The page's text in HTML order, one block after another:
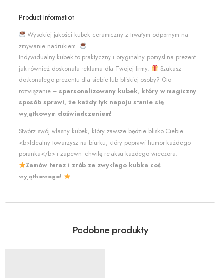
Product Information
Wysokiej jakości kubek ceramiczny z trwałym odpornym na
zmywanie nadrukiem.
Indywidualny kubek to praktyczny i oryginalny pomysł na prezent
jak również doskonała reklama dla Twojej firmy.
Szukasz
doskonałego prezentu dla siebie lub bliskiej osoby? Oto
rozwiązanie – spersonalizowany kubek, który w magiczny
sposób sprawi, że każdy łyk napoju stanie się
wyjątkowym doświadczeniem!
Stwórz swój własny kubek, który zawsze będzie blisko Ciebie.
<b>Idealny towarzysz na biurku, który poprawi humor każdego
poranka</b> i zapewni chwilę relaksu każdego wieczora.
Zamów teraz i zrób ze zwykłego kubka coś
wyjątkowego!
Podobne produkty